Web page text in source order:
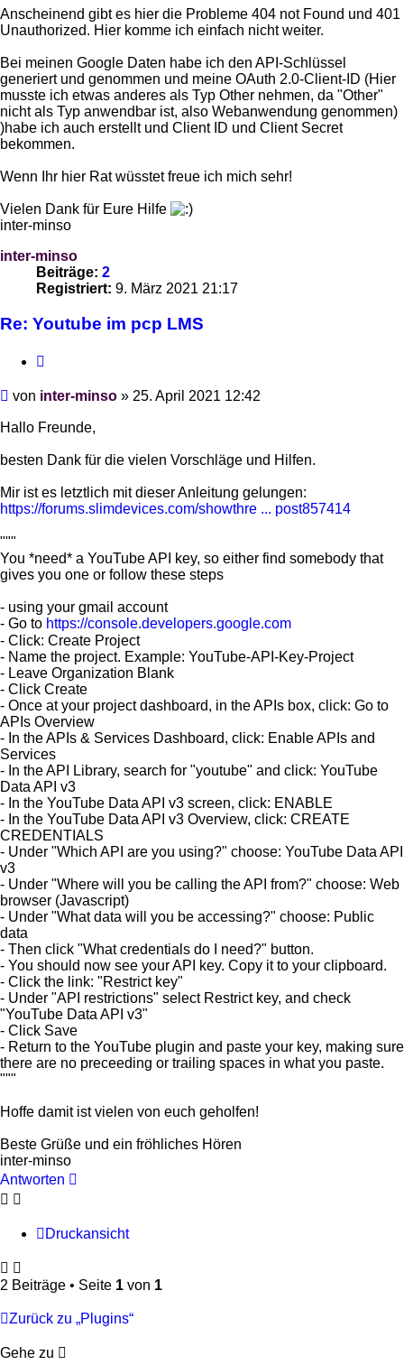
Anscheinend gibt es hier die Probleme 404 not Found und 401
Unauthorized. Hier komme ich einfach nicht weiter.
Bei meinen Google Daten habe ich den API-Schlüssel
generiert und genommen und meine OAuth 2.0-Client-ID (Hier
musste ich etwas anderes als Typ Other nehmen, da "Other"
nicht als Typ anwendbar ist, also Webanwendung genommen)
)habe ich auch erstellt und Client ID und Client Secret
bekommen.
Wenn Ihr hier Rat wüsstet freue ich mich sehr!
Vielen Dank für Eure Hilfe
inter-minso
inter-minso
Beiträge: 2
Registriert: 9. März 2021 21:17
Re: Youtube im pcp LMS
Beitrag
von inter-minso » 25. April 2021 12:42
Hallo Freunde,
besten Dank für die vielen Vorschläge und Hilfen.
Mir ist es letztlich mit dieser Anleitung gelungen:
https://forums.slimdevices.com/showthre ... post857414
"""
You *need* a YouTube API key, so either find somebody that
gives you one or follow these steps
- using your gmail account
- Go to https://console.developers.google.com
- Click: Create Project
- Name the project. Example: YouTube-API-Key-Project
- Leave Organization Blank
- Click Create
- Once at your project dashboard, in the APIs box, click: Go to
APIs Overview
- In the APIs & Services Dashboard, click: Enable APIs and
Services
- In the API Library, search for "youtube" and click: YouTube
Data API v3
- In the YouTube Data API v3 screen, click: ENABLE
- In the YouTube Data API v3 Overview, click: CREATE
CREDENTIALS
- Under "Which API are you using?" choose: YouTube Data API
v3
- Under "Where will you be calling the API from?" choose: Web
browser (Javascript)
- Under "What data will you be accessing?" choose: Public
data
- Then click "What credentials do I need?" button.
- You should now see your API key. Copy it to your clipboard.
- Click the link: "Restrict key"
- Under "API restrictions" select Restrict key, and check
"YouTube Data API v3"
- Click Save
- Return to the YouTube plugin and paste your key, making sure
there are no preceeding or trailing spaces in what you paste.
"""
Hoffe damit ist vielen von euch geholfen!
Beste Grüße und ein fröhliches Hören
inter-minso
Antworten
Druckansicht
2 Beiträge • Seite 1 von 1
Zurück zu „Plugins“
Gehe zu